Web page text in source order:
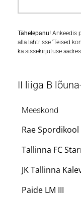
Tähelepanu! Ankeedis
alla lahtrisse ‘Teised
ka sissekirjutuse
II liiga B
Meeskond
Rae Spordikool
Tallinna FC
JK Tallinna
Paide LM III